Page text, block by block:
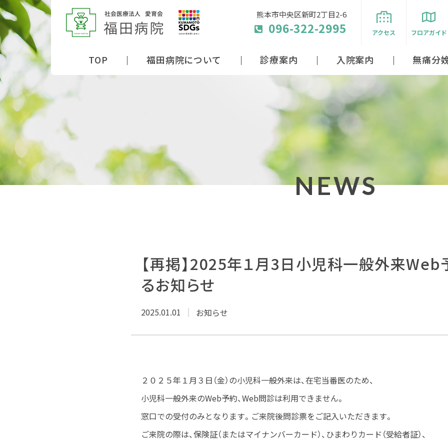
熊本市中央区新町2丁目2-6
096-322-2995 アクセス フロアガイド
TOP 福田病院について 診療案内 入院案内 無痛分
NEWS
【再掲】2025年１月3日小児科一般外来Web
るお知らせ
2025.01.01 お知らせ
２０２５年１月３日（金）の小児科一般外来は、在宅当番医のため、
小児科一般外来のWeb予約、Web問診は利用できません。
窓口での受付のみとなります。ご来院後問診票をご記入いただきます。
ご来院の際は、保険証（またはマイナンバーカード）、ひまわりカード（受給者証）、